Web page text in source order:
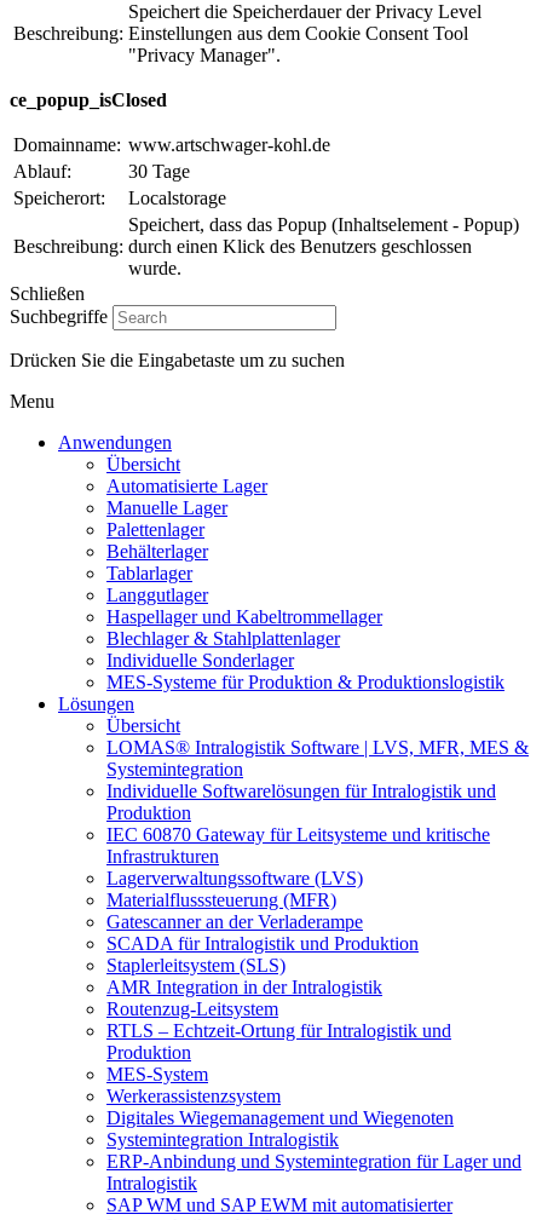
Beschreibung:
Speichert die Speicherdauer der Privacy Level
Einstellungen aus dem Cookie Consent Tool
"Privacy Manager".
ce_popup_isClosed
Domainname: www.artschwager-kohl.de
Ablauf:
30 Tage
Speicherort:
Localstorage
Beschreibung:
Speichert, dass das Popup (Inhaltselement - Popup)
durch einen Klick des Benutzers geschlossen
wurde.
Schließen
Suchbegriffe
Drücken Sie die Eingabetaste um zu suchen
Artschwager + Kohl – Intralogistik Software, zur Startseite
Menu
Anwendungen
Übersicht
Automatisierte Lager
Manuelle Lager
Palettenlager
Behälterlager
Tablarlager
Langgutlager
Haspellager und Kabeltrommellager
Blechlager & Stahlplattenlager
Individuelle Sonderlager
MES-Systeme für Produktion & Produktionslogistik
Lösungen
Übersicht
LOMAS® Intralogistik Software | LVS, MFR, MES &
Systemintegration
Individuelle Softwarelösungen für Intralogistik und
Produktion
IEC 60870 Gateway für Leitsysteme und kritische
Infrastrukturen
Lagerverwaltungssoftware (LVS)
Materialflusssteuerung (MFR)
Gatescanner an der Verladerampe
SCADA für Intralogistik und Produktion
Staplerleitsystem (SLS)
AMR Integration in der Intralogistik
Routenzug-Leitsystem
RTLS – Echtzeit-Ortung für Intralogistik und
Produktion
MES-System
Werkerassistenzsystem
Digitales Wiegemanagement und Wiegenoten
Systemintegration Intralogistik
ERP-Anbindung und Systemintegration für Lager und
Intralogistik
SAP WM und SAP EWM mit automatisierter